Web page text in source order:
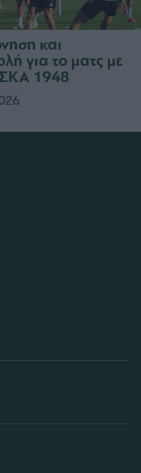
και
για το ματς με
1948